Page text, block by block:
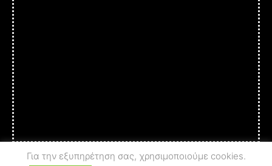
Για την εξυπηρέτηση σας, χρησιμοποιούμε cookies.